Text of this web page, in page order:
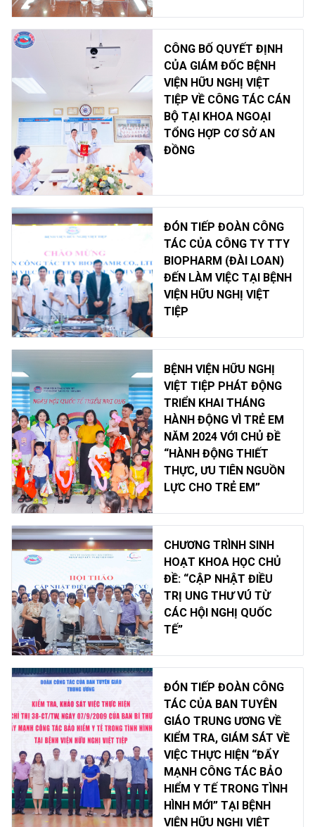
CÔNG BỐ QUYẾT ĐỊNH
CỦA GIÁM ĐỐC BỆNH
VIỆN HỮU NGHỊ VIỆT
TIỆP VỀ CÔNG TÁC CÁN
BỘ TẠI KHOA NGOẠI
TỔNG HỢP CƠ SỞ AN
ĐỒNG
ĐÓN TIẾP ĐOÀN CÔNG
TÁC CỦA CÔNG TY TTY
BIOPHARM (ĐÀI LOAN)
ĐẾN LÀM VIỆC TẠI BỆNH
VIỆN HỮU NGHỊ VIỆT
TIỆP
BỆNH VIỆN HỮU NGHỊ
VIỆT TIỆP PHÁT ĐỘNG
TRIỂN KHAI THÁNG
HÀNH ĐỘNG VÌ TRẺ EM
NĂM 2024 VỚI CHỦ ĐỀ
“HÀNH ĐỘNG THIẾT
THỰC, ƯU TIÊN NGUỒN
LỰC CHO TRẺ EM”
CHƯƠNG TRÌNH SINH
HOẠT KHOA HỌC CHỦ
ĐỀ: “CẬP NHẬT ĐIỀU
TRỊ UNG THƯ VÚ TỪ
CÁC HỘI NGHỊ QUỐC
TẾ”
ĐÓN TIẾP ĐOÀN CÔNG
TÁC CỦA BAN TUYÊN
GIÁO TRUNG ƯƠNG VỀ
KIỂM TRA, GIÁM SÁT VỀ
VIỆC THỰC HIỆN “ĐẨY
MẠNH CÔNG TÁC BẢO
HIỂM Y TẾ TRONG TÌNH
HÌNH MỚI” TẠI BỆNH
VIỆN HỮU NGHỊ VIỆT